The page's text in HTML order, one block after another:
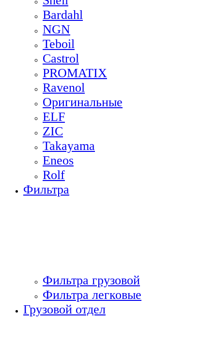
Bardahl
NGN
Teboil
Castrol
PROMATIX
Ravenol
Оригинальные
ELF
ZIC
Takayama
Eneos
Rolf
Фильтра
Фильтра грузовой
Фильтра легковые
Грузовой отдел